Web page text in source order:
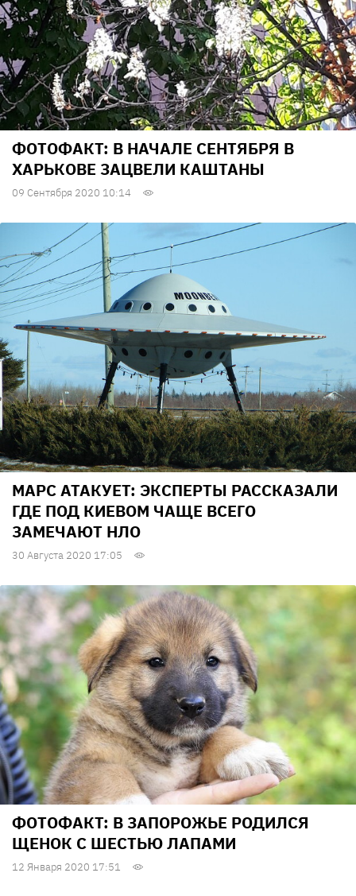
ФОТОФАКТ: В НАЧАЛЕ СЕНТЯБРЯ В
ХАРЬКОВЕ ЗАЦВЕЛИ КАШТАНЫ
09 Сентября 2020 10:14
МАРС АТАКУЕТ: ЭКСПЕРТЫ РАССКАЗАЛИ
ГДЕ ПОД КИЕВОМ ЧАЩЕ ВСЕГО
ЗАМЕЧАЮТ НЛО
30 Августа 2020 17:05
ФОТОФАКТ: В ЗАПОРОЖЬЕ РОДИЛСЯ
ЩЕНОК С ШЕСТЬЮ ЛАПАМИ
12 Января 2020 17:51